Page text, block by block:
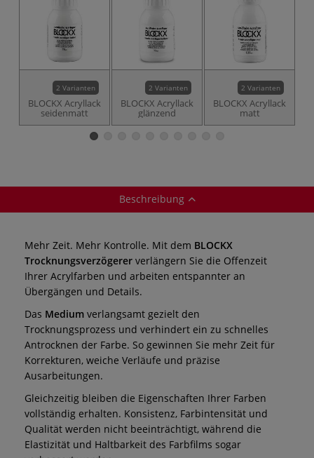
2 Varianten
BLOCKX Acryllack
seidenmatt
2 Varianten
BLOCKX Acryllack
glänzend
2 Varianten
BLOCKX Acryllack
matt
Beschreibung
Mehr Zeit. Mehr Kontrolle. Mit dem BLOCKX
Trocknungsverzögerer verlängern Sie die Offenzeit
Ihrer Acrylfarben und arbeiten entspannter an
Übergängen und Details.
Das Medium verlangsamt gezielt den
Trocknungsprozess und verhindert ein zu schnelles
Antrocknen der Farbe. So gewinnen Sie mehr Zeit für
Korrekturen, weiche Verläufe und präzise
Ausarbeitungen.
Gleichzeitig bleiben die Eigenschaften Ihrer Farben
vollständig erhalten. Konsistenz, Farbintensität und
Qualität werden nicht beeinträchtigt, während die
Elastizität und Haltbarkeit des Farbfilms sogar